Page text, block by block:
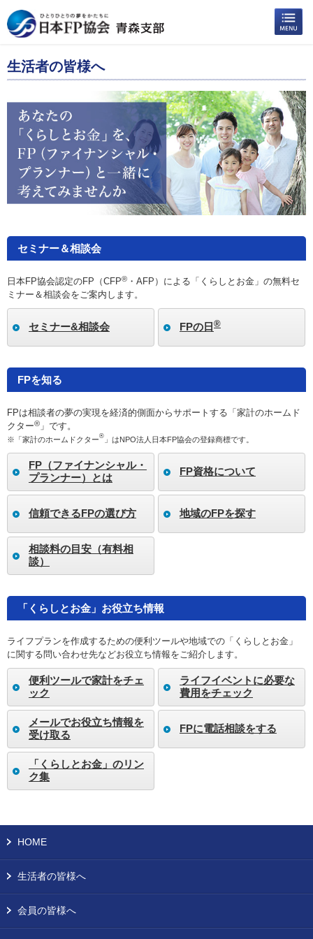
生活者の皆様へ
セミナー＆相談会
日本FP協会認定のFP（CFP® ・AFP）による「くらしとお金」の無料セ
ミナー＆相談会をご案内します。
セミナー&相談会 FPの日 ®
FPを知る
FPは相談者の夢の実現を経済的側面からサポートする「家計のホームド
クター® 」です。
※「家計のホームドクター® 」はNPO法人日本FP協会の登録商標です。
FP（ファイナンシャル・
プランナー）とは
FP資格について
信頼できるFPの選び方 地域のFPを探す
相談料の目安（有料相
談）
「くらしとお金」お役立ち情報
ライフプランを作成するための便利ツールや地域での「くらしとお金」
に関する問い合わせ先などお役立ち情報をご紹介します。
便利ツールで家計をチェ
ック
ライフイベントに必要な
費用をチェック
メールでお役立ち情報を
受け取る
FPに電話相談をする
「くらしとお金」のリン
ク集
HOME
生活者の皆様へ
会員の皆様へ